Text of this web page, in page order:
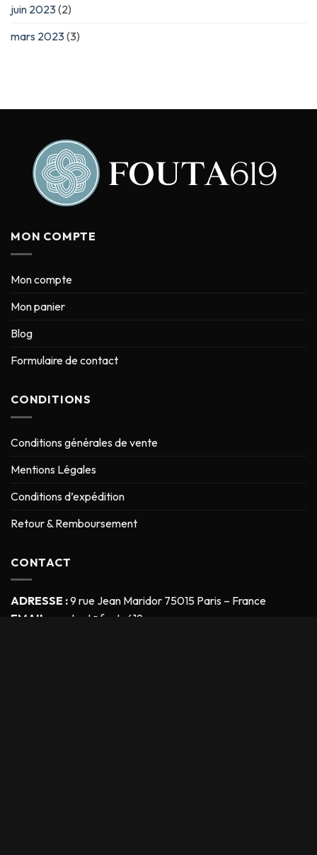
juin 2023(2)
mars 2023(3)
MON COMPTE
Mon compte
Mon panier
Blog
Formulaire de contact
CONDITIONS
Conditions générales de vente
Mentions Légales
Conditions d’expédition
Retour & Remboursement
CONTACT
ADRESSE :9 rue Jean Maridor 75015 Paris – France
EMAIL :
contact@fouta619.com